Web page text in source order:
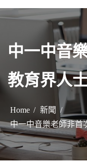
中一中音
教育界人
Home
新聞
中一中音樂老師非首